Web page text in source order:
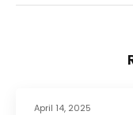
April 14, 2025